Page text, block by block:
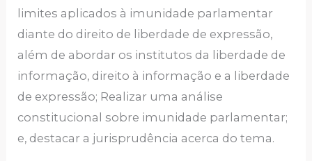
limites aplicados à imunidade parlamentar
diante do direito de liberdade de expressão,
além de abordar os institutos da liberdade de
informação, direito à informação e a liberdade
de expressão; Realizar uma análise
constitucional sobre imunidade parlamentar;
e, destacar a jurisprudência acerca do tema.